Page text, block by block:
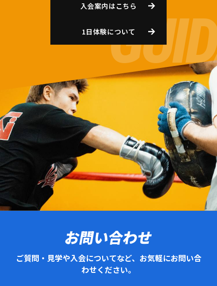
入会案内はこちら
1日体験について
お問い合わせ
ご質問・見学や入会についてなど、お気軽にお問い合
わせください。